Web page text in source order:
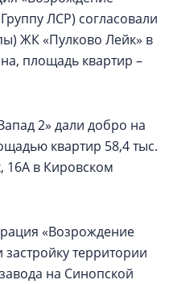
ЛСР) согласовали
ЖК «Пулково Лейк» в
площадь квартир –
2» дали добро на
квартир 58,4 тыс.
16А в Кировском
«Возрождение
территории
на Синопской